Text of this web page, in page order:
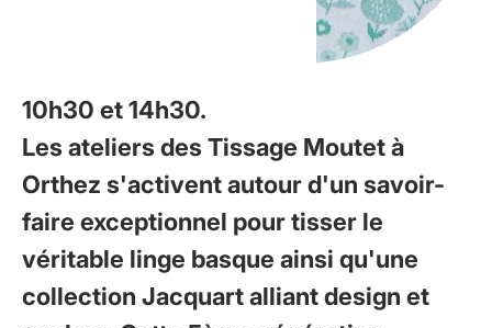
10h30 et 14h30.
Les ateliers des Tissage Moutet à
Orthez s'activent autour d'un savoir-
faire exceptionnel pour tisser le
véritable linge basque ainsi qu'une
collection Jacquart alliant design et